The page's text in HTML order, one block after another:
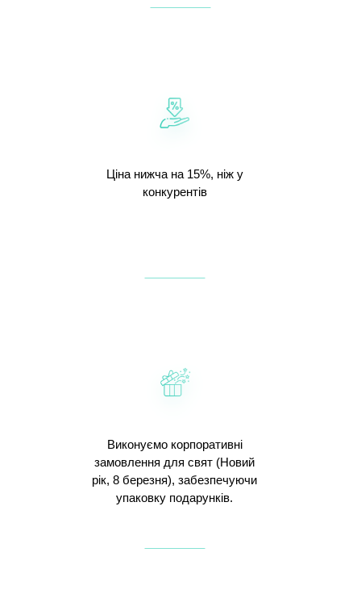
Ціна нижча на 15%, ніж у
конкурентів
Виконуємо корпоративні
замовлення для свят (Новий
рік, 8 березня), забезпечуючи
упаковку подарунків.